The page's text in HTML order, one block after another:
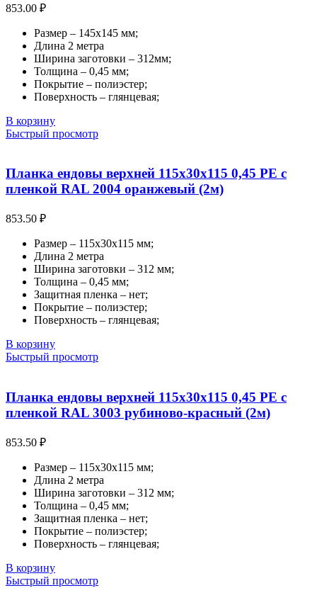
853.00 ₽
Размер – 145х145 мм;
Длина 2 метра
Ширина заготовки – 312мм;
Толщина – 0,45 мм;
Покрытие – полиэстер;
Поверхность – глянцевая;
В корзину
Быстрый просмотр
Планка ендовы верхней 115х30х115 0,45 PE с
пленкой RAL 2004 оранжевый (2м)
853.50 ₽
Размер – 115х30х115 мм;
Длина 2 метра
Ширина заготовки – 312 мм;
Толщина – 0,45 мм;
Защитная пленка – нет;
Покрытие – полиэстер;
Поверхность – глянцевая;
В корзину
Быстрый просмотр
Планка ендовы верхней 115х30х115 0,45 PE с
пленкой RAL 3003 рубиново-красный (2м)
853.50 ₽
Размер – 115х30х115 мм;
Длина 2 метра
Ширина заготовки – 312 мм;
Толщина – 0,45 мм;
Защитная пленка – нет;
Покрытие – полиэстер;
Поверхность – глянцевая;
В корзину
Быстрый просмотр